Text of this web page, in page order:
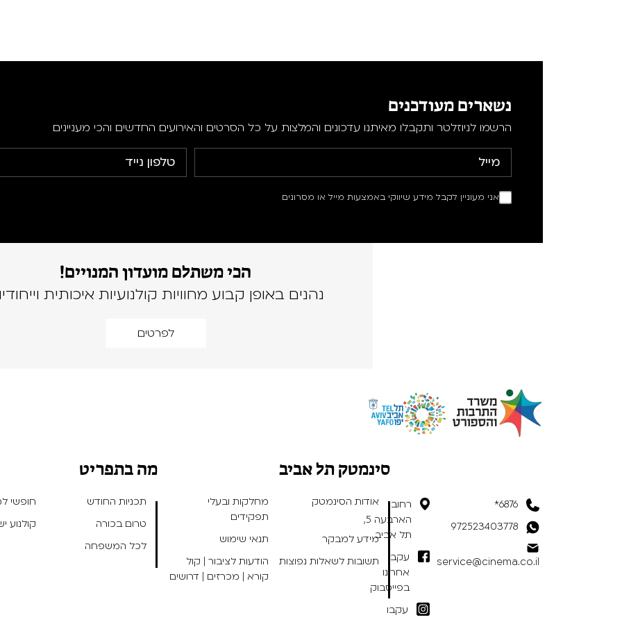
נשארים מעודכנים
הרשמו לניוזלטר ותקבלו מאיתנו עדכונים והמלצות על כל הסרטים והאירועים החדשים והכי מעניינים
אני מעוניין לקבל מידע שיווקי באמצעות מייל או מסרונים
הכי משתלם מועדון המנויים!
נהנים באופן קבוע מחוויות קולנועיות איכותית
לפרטים
6876*
972523403778
service@cinema.co.il
רחוב
הארבעה 5,
תל אביב
עקבו
אחרינו
בפייסבוק
עקבו
סינמטק תל אביב
אודות הסינמטק
מחלקות ובעלי
תפקידים
מידע למבקר
תנאי שימוש
תשובות לשאלות נפוצות
הודעות לציבור | קול
קורא | מכרזים | דרושים
מה בתפריט
תכניות החודש
חופשי
טרום בכורה
קולנוע
לכל המשפחה